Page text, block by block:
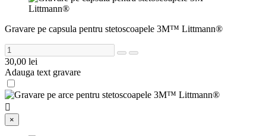
Gravare pe capsula pentru stetoscoapele 3M™ Littmann®
30,00 lei
Adauga text gravare

×